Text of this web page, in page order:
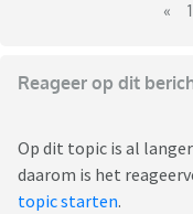
« 1
Reageer op dit
Op dit topic is al
daarom is het
topic starten.